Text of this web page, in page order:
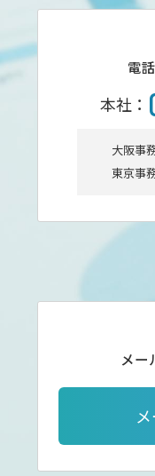
電
本社：
大阪事
東京事
メー